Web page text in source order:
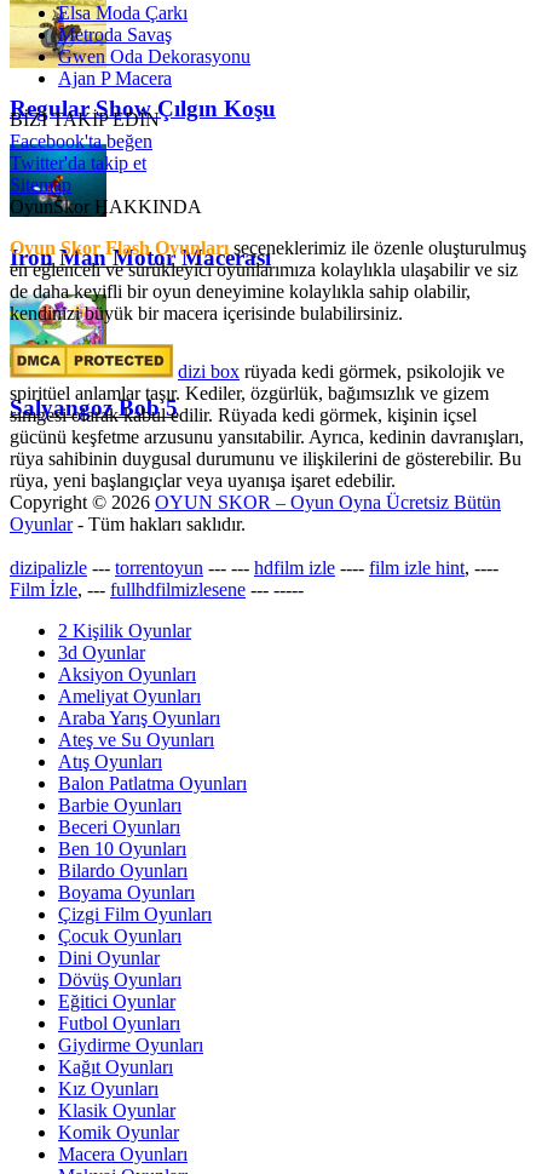
Regular Show Çılgın Koşu
Iron Man Motor Macerası
Salyangoz Bob 5
Elsa Moda Çarkı
Metroda Savaş
Gwen Oda Dekorasyonu
Ajan P Macera
BİZİ TAKİP EDİN
Facebook'ta beğen
Twitter'da takip et
Sitemap
OyunSkor HAKKINDA
Oyun Skor Flash Oyunları seçeneklerimiz ile özenle oluşturulmuş
en eğlenceli ve sürükleyici oyunlarımıza kolaylıkla ulaşabilir ve siz
de daha keyifli bir oyun deneyimine kolaylıkla sahip olabilir,
kendinizi büyük bir macera içerisinde bulabilirsiniz.
dizi box rüyada kedi görmek​, psikolojik ve
spiritüel anlamlar taşır. Kediler, özgürlük, bağımsızlık ve gizem
simgesi olarak kabul edilir. Rüyada kedi görmek, kişinin içsel
gücünü keşfetme arzusunu yansıtabilir. Ayrıca, kedinin davranışları,
rüya sahibinin duygusal durumunu ve ilişkilerini de gösterebilir. Bu
rüya, yeni başlangıçlar veya uyanışa işaret edebilir.
Copyright © 2026 OYUN SKOR – Oyun Oyna Ücretsiz Bütün
Oyunlar- Tüm hakları saklıdır.
dizipalizle --- torrentoyun --- --- hdfilm izle ---- film izle hint, ----
Film İzle, --- fullhdfilmizlesene --- -----
2 Kişilik Oyunlar
3d Oyunlar
Aksiyon Oyunları
Ameliyat Oyunları
Araba Yarış Oyunları
Ateş ve Su Oyunları
Atış Oyunları
Balon Patlatma Oyunları
Barbie Oyunları
Beceri Oyunları
Ben 10 Oyunları
Bilardo Oyunları
Boyama Oyunları
Çizgi Film Oyunları
Çocuk Oyunları
Dini Oyunlar
Dövüş Oyunları
Eğitici Oyunlar
Futbol Oyunları
Giydirme Oyunları
Kağıt Oyunları
Kız Oyunları
Klasik Oyunlar
Komik Oyunlar
Macera Oyunları